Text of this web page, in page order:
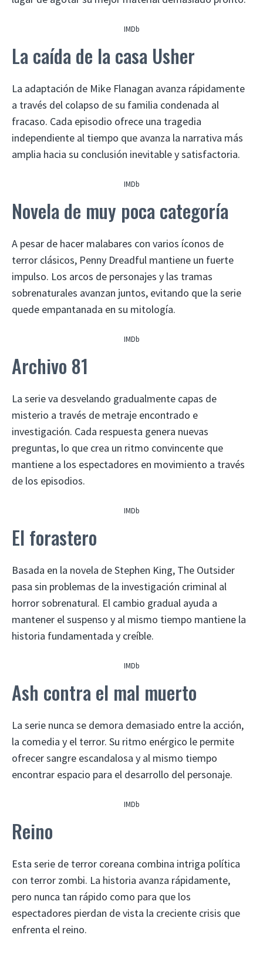
IMDb
La caída de la casa Usher
La adaptación de Mike Flanagan avanza rápidamente
a través del colapso de su familia condenada al
fracaso. Cada episodio ofrece una tragedia
independiente al tiempo que avanza la narrativa más
amplia hacia su conclusión inevitable y satisfactoria.
IMDb
Novela de muy poca categoría
A pesar de hacer malabares con varios íconos de
terror clásicos, Penny Dreadful mantiene un fuerte
impulso. Los arcos de personajes y las tramas
sobrenaturales avanzan juntos, evitando que la serie
quede empantanada en su mitología.
IMDb
Archivo 81
La serie va desvelando gradualmente capas de
misterio a través de metraje encontrado e
investigación. Cada respuesta genera nuevas
preguntas, lo que crea un ritmo convincente que
mantiene a los espectadores en movimiento a través
de los episodios.
IMDb
El forastero
Basada en la novela de Stephen King, The Outsider
pasa sin problemas de la investigación criminal al
horror sobrenatural. El cambio gradual ayuda a
mantener el suspenso y al mismo tiempo mantiene la
historia fundamentada y creíble.
IMDb
Ash contra el mal muerto
La serie nunca se demora demasiado entre la acción,
la comedia y el terror. Su ritmo enérgico le permite
ofrecer sangre escandalosa y al mismo tiempo
encontrar espacio para el desarrollo del personaje.
IMDb
Reino
Esta serie de terror coreana combina intriga política
con terror zombi. La historia avanza rápidamente,
pero nunca tan rápido como para que los
espectadores pierdan de vista la creciente crisis que
enfrenta el reino.